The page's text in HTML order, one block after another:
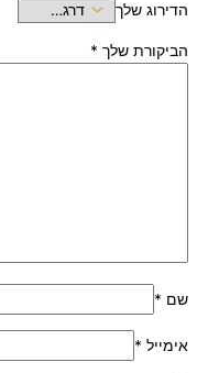
הדירוג שלך
הביקורת שלך *
שם *
אימייל *